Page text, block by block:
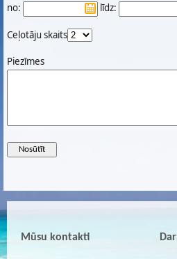
no:
līdz:
Ceļotāju skaits
Piezīmes
Mūsu kontakti